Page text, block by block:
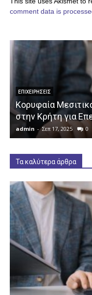
comment data is
ΕΠΙΧΕΙΡΉΣΕΙΣ
Κορυφαία
στην Κρήτη για
admin - Σεπ 17, 2025 0
Τα καλύτερα άρθρα